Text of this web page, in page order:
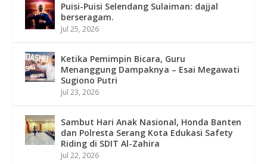
Puisi-Puisi Selendang Sulaiman: dajjal
berseragam.
Jul 25, 2026
Ketika Pemimpin Bicara, Guru
Menanggung Dampaknya – Esai Megawati
Sugiono Putri
Jul 23, 2026
Sambut Hari Anak Nasional, Honda Banten
dan Polresta Serang Kota Edukasi Safety
Riding di SDIT Al-Zahira
Jul 22, 2026